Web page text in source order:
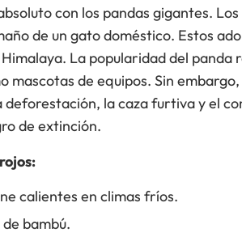
con los pandas gigantes. Los
de un gato doméstico. Estos
La popularidad del panda
mascotas de equipos. Sin embargo,
la caza furtiva y el
de extinción.
calientes en climas fríos.
bambú.